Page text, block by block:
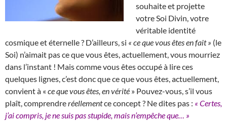
souhaite et projette
votre Soi Divin, votre
véritable identité
cosmique et éternelle ? D’ailleurs, si « ce que vous êtes en fait » (le
Soi) n’aimait pas ce que vous êtes, actuellement, vous mourriez
dans l’instant ! Mais comme vous êtes occupé à lire ces
quelques lignes, c’est donc que ce que vous êtes, actuellement,
convient à « ce que vous êtes, en vérité » Pouvez-vous, s’il vous
plaît, comprendreréellementce concept ? Ne dites pas : « Certes,
j’ai compris, je ne suis pas stupide, mais n’empêche que… »